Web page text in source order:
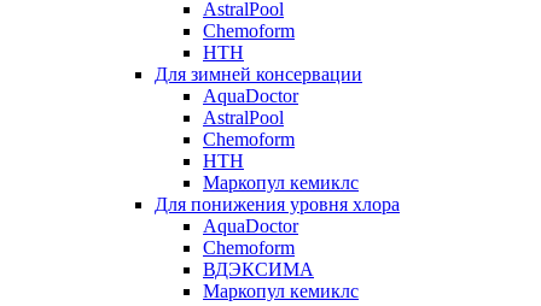
AstralPool
Chemoform
HTH
Для зимней консервации
AquaDoctor
AstralPool
Chemoform
HTH
Маркопул кемиклс
Для понижения уровня хлора
AquaDoctor
Chemoform
ВДЭКСИМА
Маркопул кемиклс